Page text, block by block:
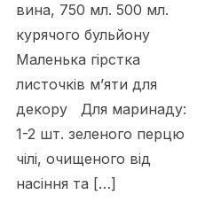
вина, 750 мл. 500 мл.
курячого бульйону
Маленька гірстка
листочків м’яти для
декору Для маринаду:
1-2 шт. зеленого перцю
чілі, очищеного від
насіння та […]